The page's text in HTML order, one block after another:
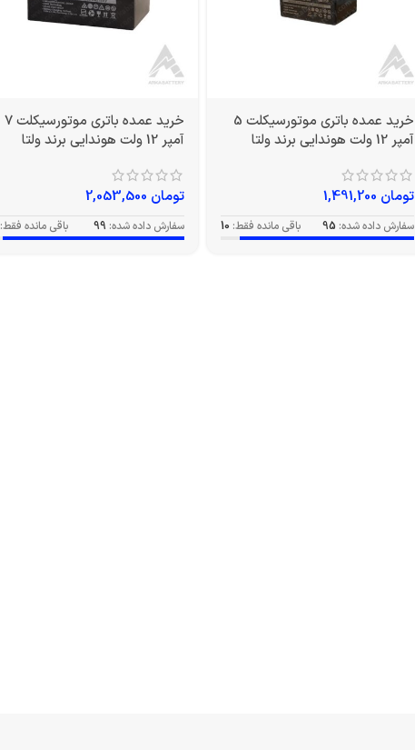
خرید عمده باتری موتورسیکلت 5
آمپر 12 ولت هوندایی برند ولتا
تومان
سفارش داده شده: 95 باقی مانده فقط: 10
خرید عمده باتری موتورسیکلت 7
آمپر 12 ولت هوندایی برند ولتا
تومان
سفارش داده شده: 99 باقی مانده فقط: